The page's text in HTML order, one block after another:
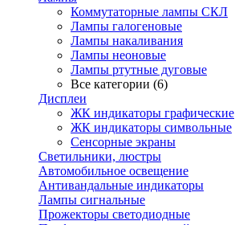
Коммутаторные лампы СКЛ
Лампы галогеновые
Лампы накаливания
Лампы неоновые
Лампы ртутные дуговые
Все категории (6)
Дисплеи
ЖК индикаторы графические
ЖК индикаторы символьные
Сенсорные экраны
Cветильники, люстры
Автомобильное освещение
Антивандальные индикаторы
Лампы сигнальные
Прожекторы светодиодные